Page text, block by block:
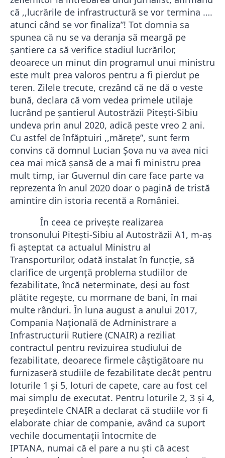
că ,,lucrările de infrastructură se vor termina ….
atunci când se vor finaliza”! Tot domnia sa
spunea că nu se va deranja să meargă pe
şantiere ca să verifice stadiul lucrărilor,
deoarece un minut din programul unui ministru
este mult prea valoros pentru a fi pierdut pe
teren. Zilele trecute, crezând că ne dă o veste
bună, declara că vom vedea primele utilaje
lucrând pe şantierul Autostrăzii Piteşti-Sibiu
undeva prin anul 2020, adică peste vreo 2 ani.
Cu astfel de înfăptuiri ,,mărețe”, sunt ferm
convins că domnul Lucian Șova nu va avea nici
cea mai mică șansă de a mai fi ministru prea
mult timp, iar Guvernul din care face parte va
reprezenta în anul 2020 doar o pagină de tristă
amintire din istoria recentă a României.
În ceea ce privește realizarea
tronsonului Piteşti-Sibiu al Autostrăzii A1, m-aş
fi aşteptat ca actualul Ministru al
Transporturilor, odată instalat în funcție, să
clarifice de urgență problema studiilor de
fezabilitate, încă neterminate, deşi au fost
plătite regeşte, cu mormane de bani, în mai
multe rânduri. În luna august a anului 2017,
Compania Națională de Administrare a
Infrastructurii Rutiere (CNAIR) a reziliat
contractul pentru revizuirea studiului de
fezabilitate, deoarece firmele câștigătoare nu
furnizaseră studiile de fezabilitate decât pentru
loturile 1 și 5, loturi de capete, care au fost cel
mai simplu de executat. Pentru loturile 2, 3 și 4,
președintele CNAIR a declarat că studiile vor fi
elaborate chiar de companie, având ca suport
vechile documentații întocmite de
IPTANA, numai că el pare a nu şti că acest